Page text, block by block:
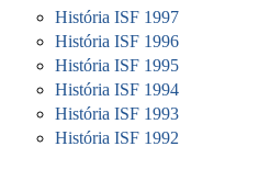
História ISF 1997
História ISF 1996
História ISF 1995
História ISF 1994
História ISF 1993
História ISF 1992